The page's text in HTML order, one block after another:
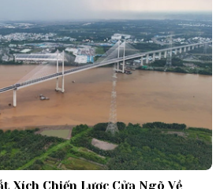
Xích Chiến Lược Cửa Ngõ Về